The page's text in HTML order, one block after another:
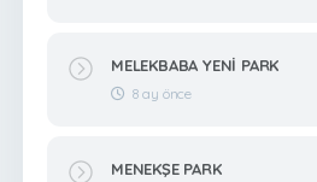
MELEKBABA YENİ PARK
8 ay önce
MENEKŞE PARK